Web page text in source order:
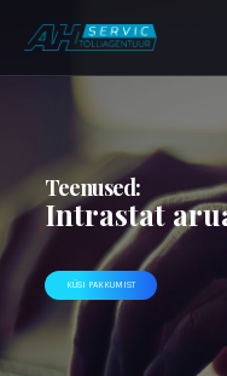
Teenused:
Intrastat
KÜSI PAKKUMIST